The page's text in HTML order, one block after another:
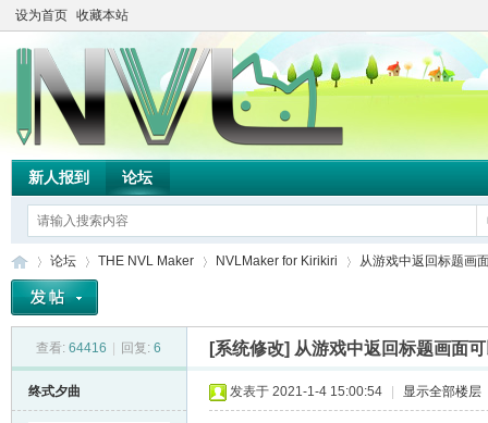
设为首页 收藏本站
新人报到 论坛
论坛
›
THE NVL Maker NVLMaker for Kirikiri
›
从游戏中返回标题画
查看: 64416 回复: 6 [系统修改] 从游戏中返回标题画面
终式夕曲 发表于 2021-1-4 15:00:54 显示全部楼层